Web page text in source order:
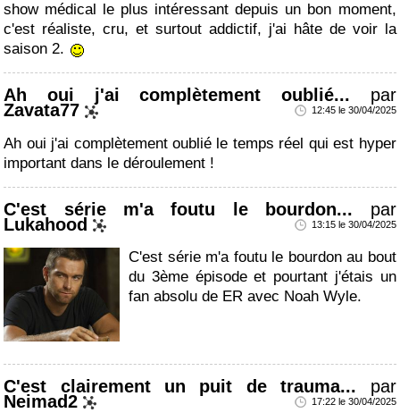
show médical le plus intéressant depuis un bon moment,
c'est réaliste, cru, et surtout addictif, j'ai hâte de voir la
saison 2.
Ah oui j'ai complètement oublié... par
Zavata77 12:45 le 30/04/2025
Ah oui j'ai complètement oublié le temps réel qui est hyper
important dans le déroulement !
C'est série m'a foutu le bourdon... par
Lukahood 13:15 le 30/04/2025
C'est série m'a foutu le bourdon au bout
du 3ème épisode et pourtant j'étais un
fan absolu de ER avec Noah Wyle.
C'est clairement un puit de trauma... par
Neimad2 17:22 le 30/04/2025